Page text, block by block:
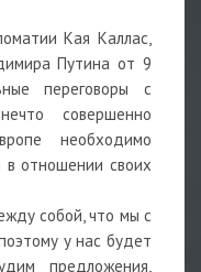
Кая Каллас,
Путина от 9
переговоры с
совершенно
необходимо
в отношении своих
собой, что мы с
у нас будет
предложения,